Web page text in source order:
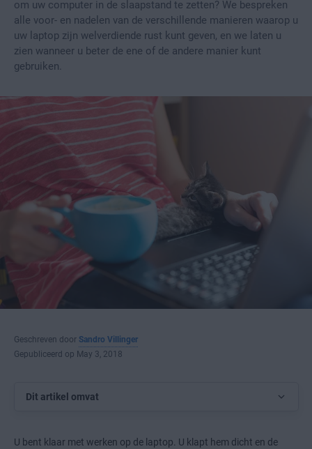
om uw computer in de slaapstand te zetten? We bespreken
alle voor- en nadelen van de verschillende manieren waarop u
uw laptop zijn welverdiende rust kunt geven, en we laten u
zien wanneer u beter de ene of de andere manier kunt
gebruiken.
Geschreven door Sandro Villinger
Gepubliceerd op May 3, 2018
Dit artikel omvat
U bent klaar met werken op de laptop. U klapt hem dicht en de